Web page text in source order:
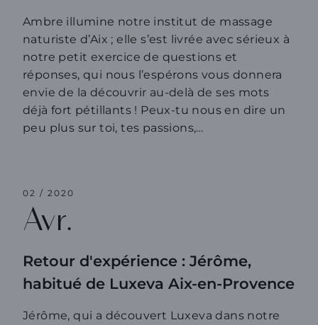
Ambre illumine notre institut de massage
naturiste d’Aix ; elle s’est livrée avec sérieux à
notre petit exercice de questions et
réponses, qui nous l’espérons vous donnera
envie de la découvrir au-delà de ses mots
déjà fort pétillants ! Peux-tu nous en dire un
peu plus sur toi, tes passions,…
Retour d'expérience : Jérôme,
habitué de Luxeva Aix-en-Provence
02 / 2020
Avr.
Jérôme, qui a découvert Luxeva dans notre